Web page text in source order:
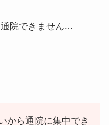
院できません…
から通院に集中でき